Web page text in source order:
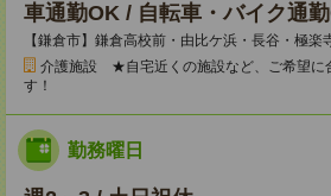
車通勤OK / 自転車・バイク通
【鎌倉市】鎌倉高校前・由比ケ浜・長谷・極楽
介護施設 ★自宅近くの施設など、ご希望に
す！
勤務曜日